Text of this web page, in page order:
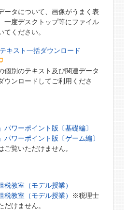
ータについて、画像がうまく表
一度デスクトップ等にファイル
てください。
キスト一括ダウンロード
個別のテキスト及び関連データ
ウンロードしてご利用くださ
パワーポイント版〔基礎編〕
パワーポイント版〔ゲーム編〕
覧いただけません。
教室（モデル授業）
教室（モデル授業）
※税理士
けません。